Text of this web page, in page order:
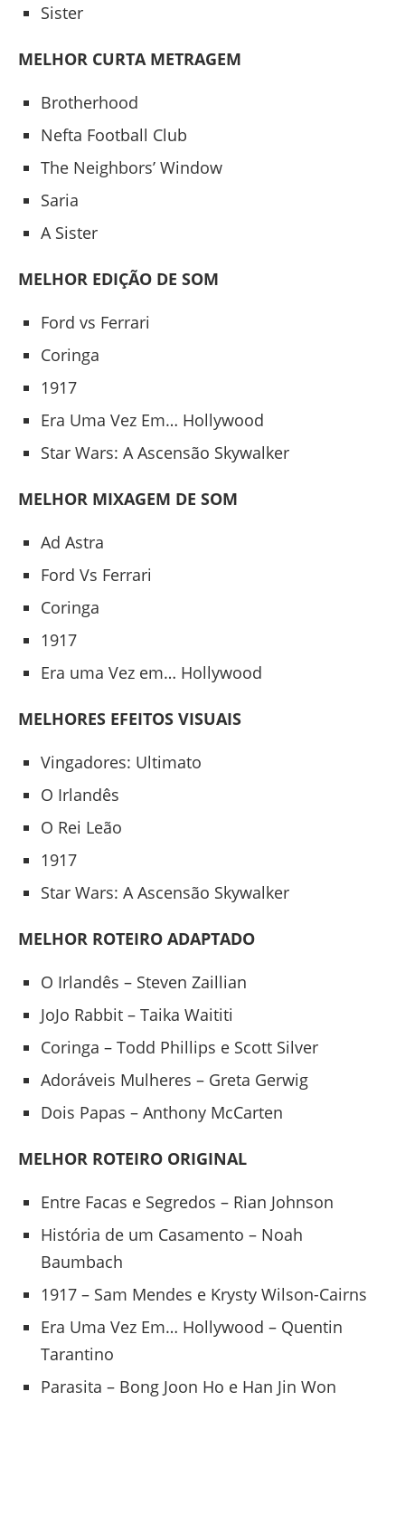
Sister
MELHOR CURTA METRAGEM
Brotherhood
Nefta Football Club
The Neighbors’ Window
Saria
A Sister
MELHOR EDIÇÃO DE SOM
Ford vs Ferrari
Coringa
1917
Era Uma Vez Em… Hollywood
Star Wars: A Ascensão Skywalker
MELHOR MIXAGEM DE SOM
Ad Astra
Ford Vs Ferrari
Coringa
1917
Era uma Vez em… Hollywood
MELHORES EFEITOS VISUAIS
Vingadores: Ultimato
O Irlandês
O Rei Leão
1917
Star Wars: A Ascensão Skywalker
MELHOR ROTEIRO ADAPTADO
O Irlandês – Steven Zaillian
JoJo Rabbit – Taika Waititi
Coringa – Todd Phillips e Scott Silver
Adoráveis Mulheres – Greta Gerwig
Dois Papas – Anthony McCarten
MELHOR ROTEIRO ORIGINAL
Entre Facas e Segredos – Rian Johnson
História de um Casamento – Noah
Baumbach
1917 – Sam Mendes e Krysty Wilson-Cairns
Era Uma Vez Em… Hollywood – Quentin
Tarantino
Parasita – Bong Joon Ho e Han Jin Won